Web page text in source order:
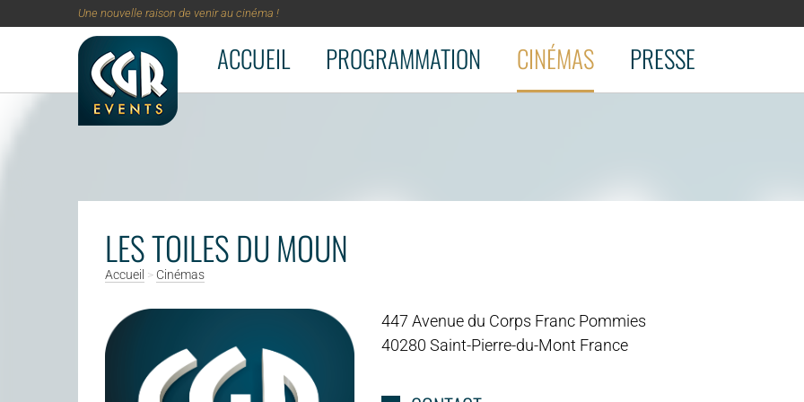
Aller au contenu principal
Une nouvelle raison de venir au cinéma !
ACCUEIL PROGRAMMATION CINÉMAS PRESSE
LES TOILES DU MOUN
Accueil > Cinémas
447 Avenue du Corps Franc Pommies
40280 Saint-Pierre-du-Mont France